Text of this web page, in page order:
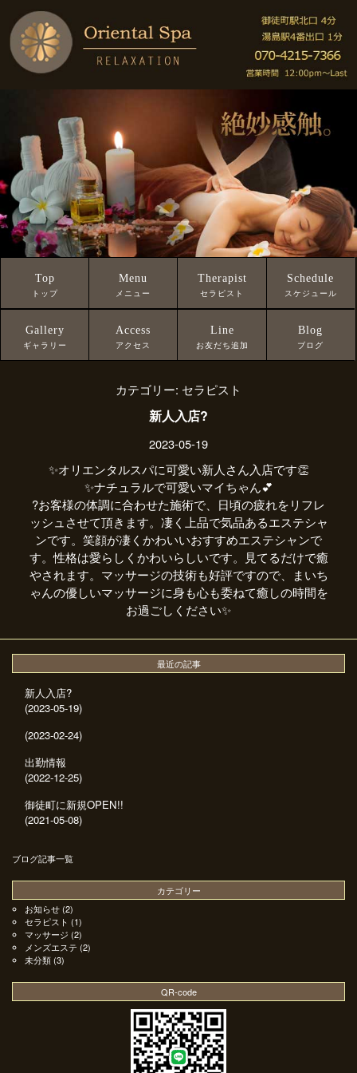
Top
トップ
Menu
メニュー
Therapist
セラピスト
Schedule
スケジュール
Gallery
ギャラリー
Access
アクセス
Line
お友だち追加
Blog
ブログ
カテゴリー: セラピスト
新人入店?
2023-05-19
✨オリエンタルスパに可愛い新人さん入店です👏
✨ナチュラルで可愛いマイちゃん💕
?お客様の体調に合わせた施術で、日頃の疲れをリフレ
ッシュさせて頂きます。凄く上品で気品あるエステシャ
ンです。笑顔が凄くかわいいおすすめエステシャンで
す。性格は愛らしくかわいらしいです。見てるだけで癒
やされます。マッサージの技術も好評ですので、まいち
ゃんの優しいマッサージに身も心も委ねて癒しの時間を
お過ごしください✨
最近の記事
新人入店?
(2023-05-19)
(2023-02-24)
出勤情報
(2022-12-25)
御徒町に新規OPEN!!
(2021-05-08)
ブログ記事一覧
カテゴリー
お知らせ(2)
セラピスト (1)
マッサージ (2)
メンズエステ (2)
未分類(3)
QR-code